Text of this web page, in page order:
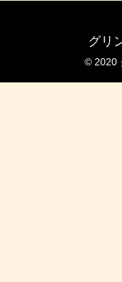
グリ
© 2020